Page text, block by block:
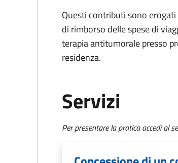
Questi contributi sono
di rimborso delle spese di
terapia antitumorale presso
residenza.
Servizi
Per presentare la pratica accedi al